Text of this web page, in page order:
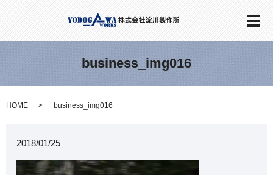
メ
business_img016
HOME business_img016
2018/01/25